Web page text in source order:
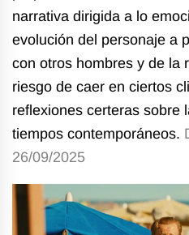
narrativa dirigida a lo
evolución del personaje a
con otros hombres y de la
riesgo de caer en ciertos
reflexiones certeras sobre
tiempos contemporáneos.
26/09/2025